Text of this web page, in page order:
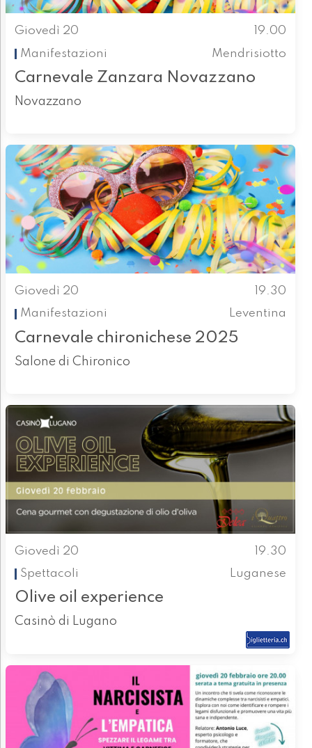
Giovedì 20
19.00
Manifestazioni
Mendrisiotto
Carnevale Zanzara Novazzano
Novazzano
Giovedì 20
19.30
Manifestazioni
Leventina
Carnevale chironichese 2025
Salone di Chironico
Giovedì 20
19.30
Spettacoli
Luganese
Olive oil experience
Casinò di Lugano